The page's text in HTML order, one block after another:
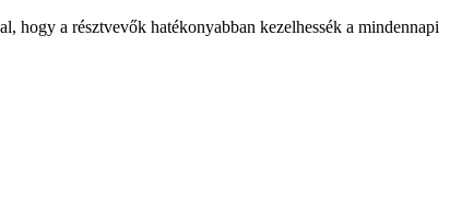
hogy a résztvevők hatékonyabban kezelhessék a mindennapi